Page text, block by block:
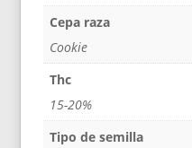
Cepa raza
Cookie
Thc
15-20%
Tipo de semilla